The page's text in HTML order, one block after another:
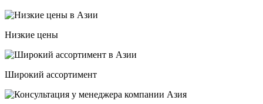
Низкие цены
Широкий ассортимент